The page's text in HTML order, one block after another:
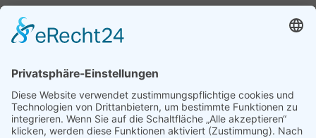
Rudnick MÖBEL- & KÜCHEN-Haus
Jadestraße 8
Telefon: 04941 9569-27
Fax: 04941 9569-541
Aktuelle Angebote